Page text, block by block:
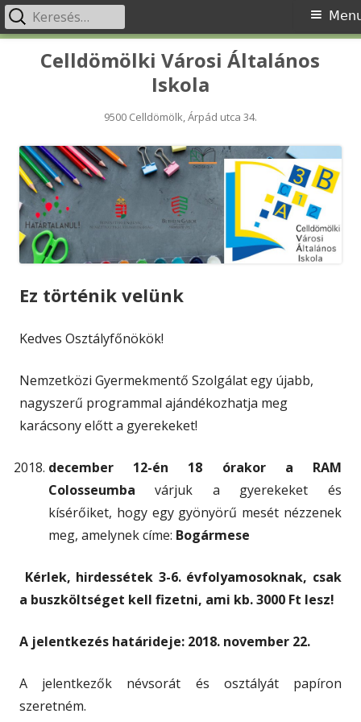
Celldömölki Városi Általános
Iskola
9500 Celldömölk, Árpád utca 34.
Primary
Menu
Keresés:
Ez történik velünk
Kedves Osztályfőnökök!
Nemzetközi Gyermekmentő Szolgálat egy újabb,
nagyszerű programmal ajándékozhatja meg
karácsony előtt a gyerekeket!
december 12-én 18 órakor a RAM
Colosseumbavárjuk a gyerekeket és
kísérőiket, hogy egy gyönyörű mesét nézzenek
meg, amelynek címe: Bogármese
Kérlek, hirdessétek 3-6. évfolyamosoknak, csak
a buszköltséget kell fizetni, ami kb. 3000 Ft lesz!
A jelentkezés határideje: 2018. november 22.
A jelentkezők névsorát és osztályát papíron
szeretném.